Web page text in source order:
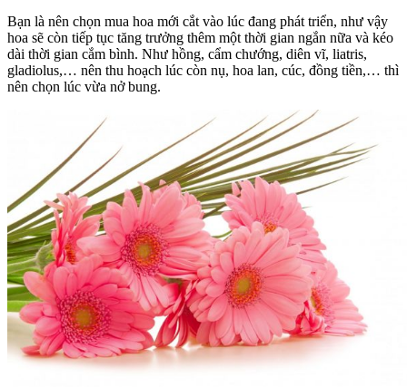
Bạn là nên chọn mua hoa mới cắt vào lúc đang phát triển, như vậy
hoa sẽ còn tiếp tục tăng trưởng thêm một thời gian ngắn nữa và kéo
dài thời gian cắm bình. Như hồng, cẩm chướng, diên vĩ, liatris,
gladiolus,… nên thu hoạch lúc còn nụ, hoa lan, cúc, đồng tiền,… thì
nên chọn lúc vừa nở bung.